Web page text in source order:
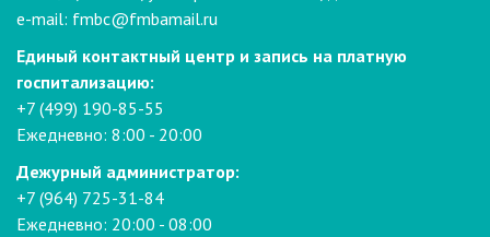
e-mail: fmbc@fmbamail.ru
Единый контактный центр и запись на платную
госпитализацию:
+7 (499) 190-85-55
Ежедневно: 8:00 - 20:00
Дежурный администратор:
+7 (964) 725-31-84
Ежедневно: 20:00 - 08:00